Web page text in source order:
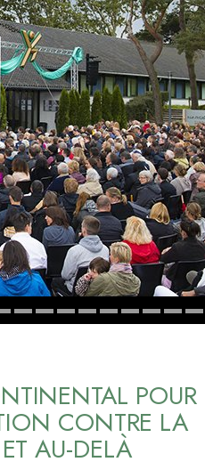
POUR
CONTRE LA
AU-DELÀ